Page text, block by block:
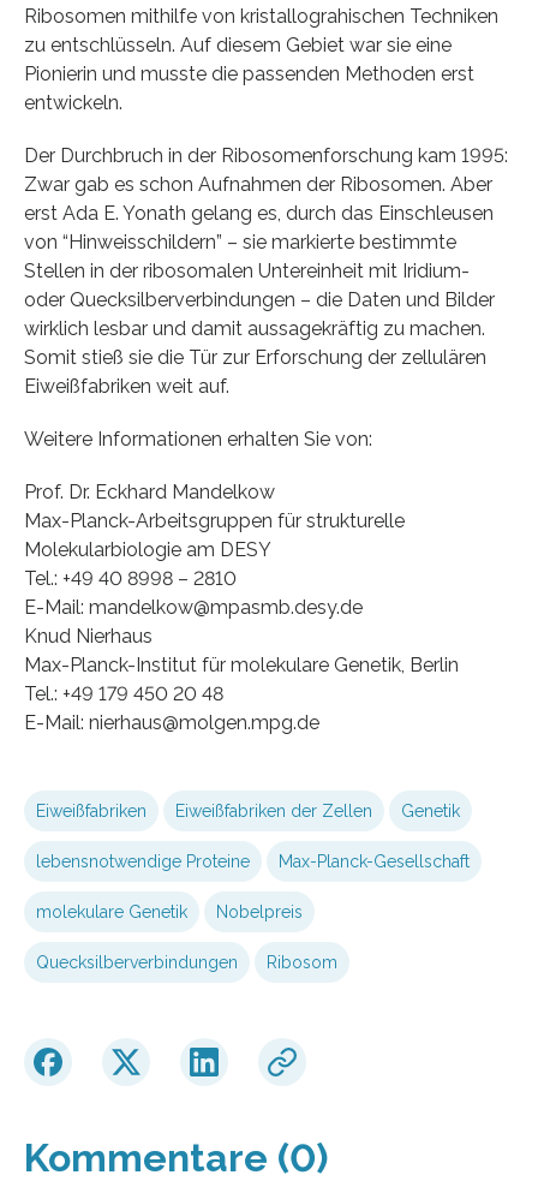
Ribosomen mithilfe von kristallograhischen Techniken
zu entschlüsseln. Auf diesem Gebiet war sie eine
Pionierin und musste die passenden Methoden erst
entwickeln.
Der Durchbruch in der Ribosomenforschung kam 1995:
Zwar gab es schon Aufnahmen der Ribosomen. Aber
erst Ada E. Yonath gelang es, durch das Einschleusen
von “Hinweisschildern” – sie markierte bestimmte
Stellen in der ribosomalen Untereinheit mit Iridium-
oder Quecksilberverbindungen – die Daten und Bilder
wirklich lesbar und damit aussagekräftig zu machen.
Somit stieß sie die Tür zur Erforschung der zellulären
Eiweißfabriken weit auf.
Weitere Informationen erhalten Sie von:
Prof. Dr. Eckhard Mandelkow
Max-Planck-Arbeitsgruppen für strukturelle
Molekularbiologie am DESY
Tel.: +49 40 8998 – 2810
E-Mail: mandelkow@mpasmb.desy.de
Knud Nierhaus
Max-Planck-Institut für molekulare Genetik, Berlin
Tel.: +49 179 450 20 48
E-Mail: nierhaus@molgen.mpg.de
Eiweißfabriken Eiweißfabriken der Zellen Genetik
lebensnotwendige Proteine Max-Planck-Gesellschaft
molekulare Genetik Nobelpreis
Quecksilberverbindungen Ribosom
Kommentare (0)